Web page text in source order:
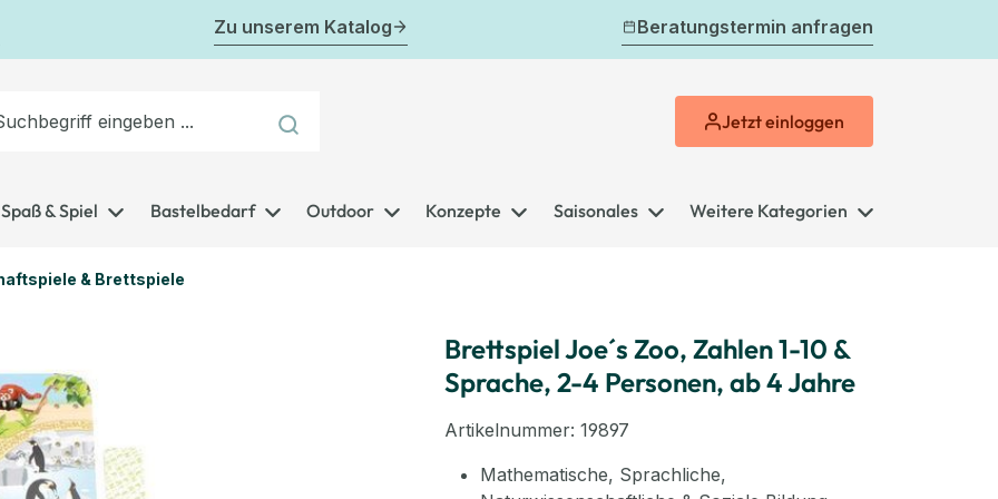
Zu unserem Katalog Beratungstermin anfragen
Jetzteinloggen
Spaß & Spiel Bastelbedarf Outdoor Konzepte Saisonales Weitere Kategorien
& Brettspiele
Brettspiel Joe´s Zoo, Zahlen 1-10 &
Sprache, 2-4 Personen, ab 4 Jahre
Artikelnummer: 19897
Mathematische, Sprachliche,